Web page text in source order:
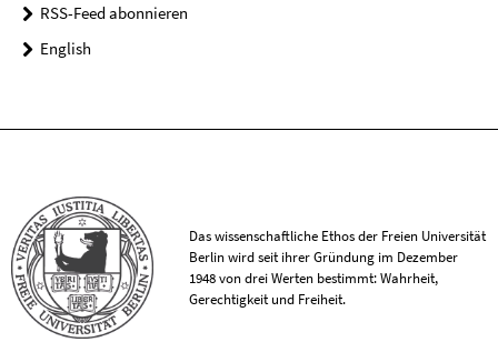
RSS-Feed abonnieren
English
Das wissenschaftliche Ethos der Freien Universität
Berlin wird seit ihrer Gründung im Dezember
1948 von drei Werten bestimmt: Wahrheit,
Gerechtigkeit und Freiheit.